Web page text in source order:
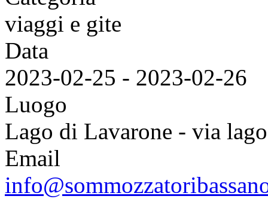
viaggi e gite
Data
2023-02-25 - 2023-02-26
Luogo
Lago di Lavarone - via
Email